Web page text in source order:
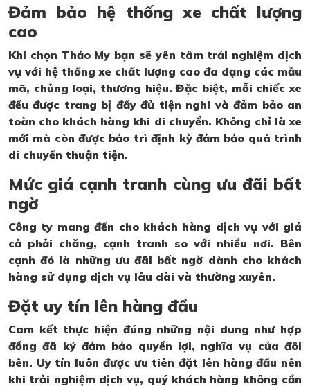
Đảm bảo hệ thống xe chất lượng
cao
Khi chọn Thảo My bạn sẽ yên tâm trải nghiệm dịch
vụ với hệ thống xe chất lượng cao đa dạng các mẫu
mã, chủng loại, thương hiệu. Đặc biệt, mỗi chiếc xe
đều được trang bị đầy đủ tiện nghi và đảm bảo an
toàn cho khách hàng khi di chuyển. Không chỉ là xe
mới mà còn được bảo trì định kỳ đảm bảo quá trình
di chuyển thuận tiện.
Mức giá cạnh tranh cùng ưu đãi bất
ngờ
Công ty mang đến cho khách hàng dịch vụ với giá
cả phải chăng, cạnh tranh so với nhiều nơi. Bên
cạnh đó là những ưu đãi bất ngờ dành cho khách
hàng sử dụng dịch vụ lâu dài và thường xuyên.
Đặt uy tín lên hàng đầu
Cam kết thực hiện đúng những nội dung như hợp
đồng đã ký đảm bảo quyền lợi, nghĩa vụ của đôi
bên. Uy tín luôn được ưu tiên đặt lên hàng đầu nên
khi trải nghiệm dịch vụ, quý khách hàng không cần